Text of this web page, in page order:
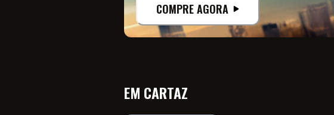
COMPRE AGORA
EM CARTAZ